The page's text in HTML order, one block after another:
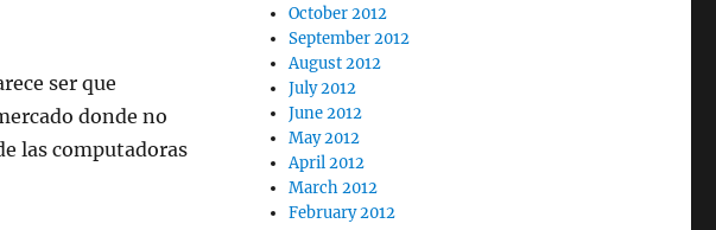
ser que
donde no
las computadoras
October 2012
September 2012
August 2012
July 2012
June 2012
May 2012
April 2012
March 2012
February 2012